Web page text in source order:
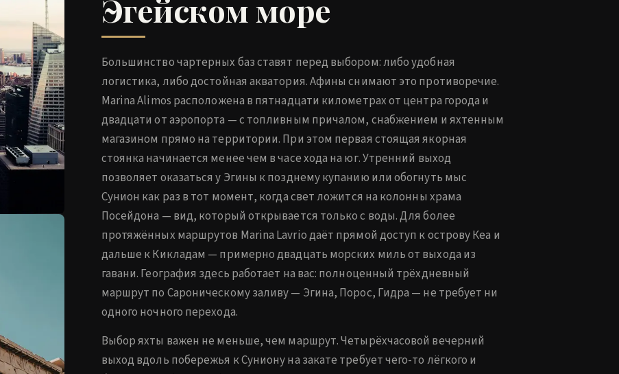
Эгейском море
Большинство чартерных баз ставят перед выбором: либо удобная
логистика, либо достойная акватория. Афины снимают это противоречие.
Marina Alimos расположена в пятнадцати километрах от центра города и
двадцати от аэропорта — с топливным причалом, снабжением и яхтенным
магазином прямо на территории. При этом первая стоящая якорная
стоянка начинается менее чем в часе хода на юг. Утренний выход
позволяет оказаться у Эгины к позднему купанию или обогнуть мыс
Сунион как раз в тот момент, когда свет ложится на колонны храма
Посейдона — вид, который открывается только с воды. Для более
протяжённых маршрутов Marina Lavrio даёт прямой доступ к острову Кеа и
дальше к Кикладам — примерно двадцать морских миль от выхода из
гавани. География здесь работает на вас: полноценный трёхдневный
маршрут по Сароническому заливу — Эгина, Порос, Гидра — не требует ни
одного ночного перехода.
Выбор яхты важен не меньше, чем маршрут. Четырёхчасовой вечерний
выход вдоль побережья к Суниону на закате требует чего-то лёгкого и